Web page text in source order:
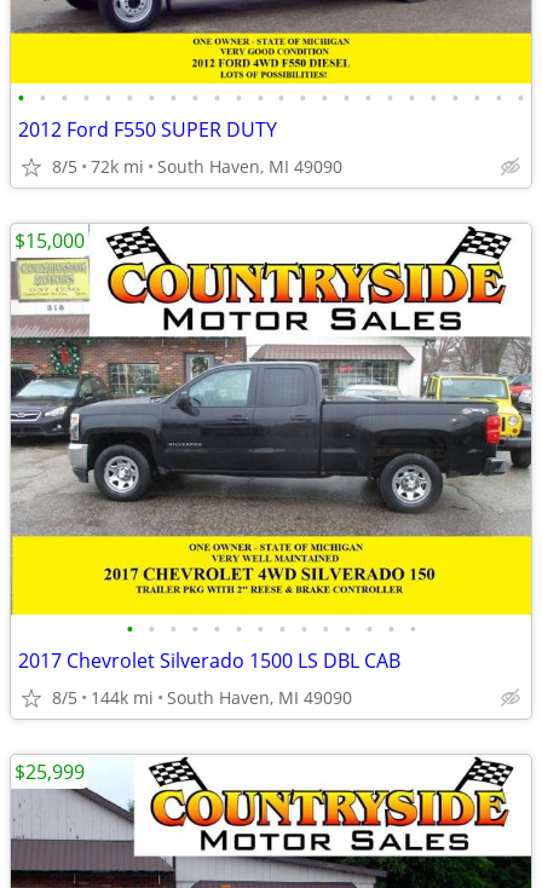
• • • • • • • • • • • • • • • • • • • • • • • •
2012 Ford F550 SUPER DUTY
8/5 72k mi South Haven, MI 49090
• • • • • • • • • • • • • •
2017 Chevrolet Silverado 1500 LS DBL CAB
8/5 144k mi South Haven, MI 49090
$15,000
$25,999